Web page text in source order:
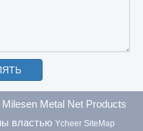
Milesen Metal Net Products
властью Ycheer SiteMap